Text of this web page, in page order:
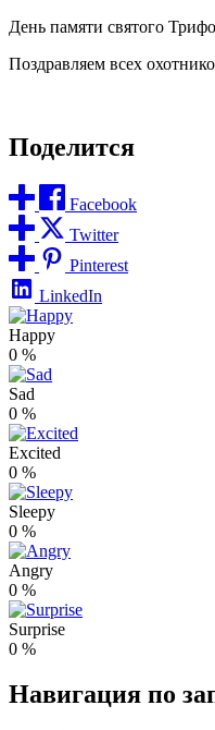
День памяти святого
Поздравляем всех
Поделится
Facebook
Twitter
Pinterest
LinkedIn
Happy
0 %
Sad
0 %
Excited
0 %
Sleepy
0 %
Angry
0 %
Surprise
0 %
Навигация по